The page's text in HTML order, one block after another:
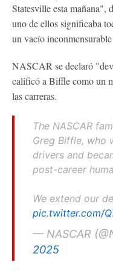
Statesville esta mañana",
uno de ellos significaba
un vacío
NASCAR se declaró
calificó a Biffle como un
las carreras.
The NASCAR
Greg Biffle, who
drivers and
post-career
We extend our
pic.twitter.com/
— NASCAR
2025